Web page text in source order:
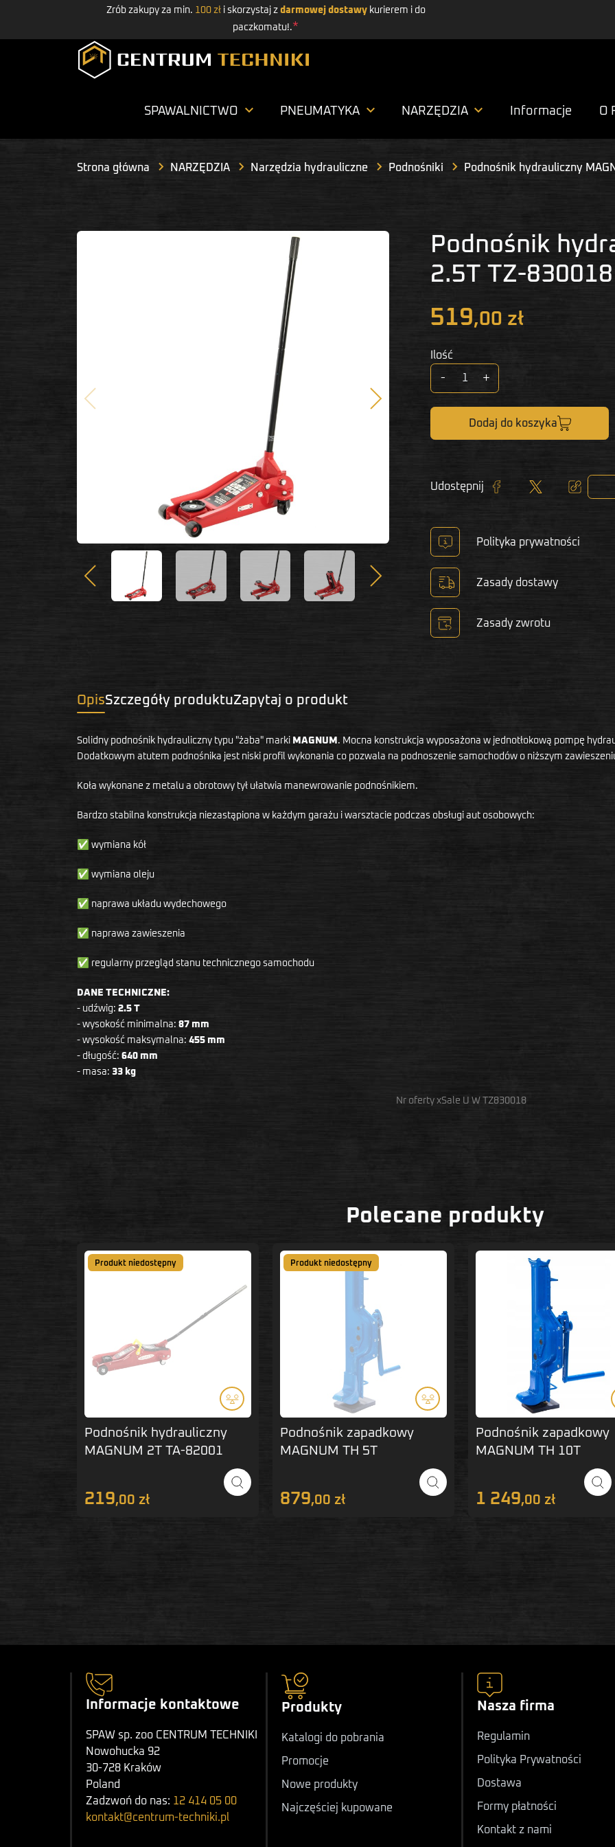
Zrób zakupy za min. 100 złi skorzystaj z darmowej dostawykurierem i do
paczkomatu!.*
SPAWALNICTWO  PNEUMATYKA  NARZĘDZIA  Informacje O
Strona główna NARZĘDZIA Narzędzia hydrauliczne Podnośniki Podnośnik hydrauliczny
Poprzedni Następny
Poprzedni Następny
Podnośnik
2.5T TZ-830018
519,00 zł
Ilość
- +
Dodaj do koszyka
Udostępnij
Kopiuj
Polityka prywatności
Zasady dostawy
Zasady zwrotu
OpisSzczegóły produktuZapytaj o produkt
Solidny podnośnik hydrauliczny typu "żaba" marki MAGNUM . Mocna konstrukcja wyposażona w jednotłokową pompę
Dodatkowym atutem podnośnika jest niski profil wykonania co pozwala na podnoszenie samochodów o niższym
Koła wykonane z metalu a obrotowy tył ułatwia manewrowanie podnośnikiem.
Bardzo stabilna konstrukcja niezastąpiona w każdym garażu i warsztacie podczas obsługi aut osobowych:
✅ wymiana kół
✅ wymiana oleju
✅ naprawa układu wydechowego
✅ naprawa zawieszenia
✅ regularny przegląd stanu technicznego samochodu
DANE TECHNICZNE:
- udźwig: 2.5 T
- wysokość minimalna: 87 mm
- wysokość maksymalna: 455 mm
- długość: 640 mm
- masa: 33 kg
Nr oferty xSale U W TZ830018
Polecane produkty
Produkt niedostępny
Podnośnik hydrauliczny
MAGNUM 2T TA-82001
219,00 zł
Produkt niedostępny
Podnośnik zapadkowy
MAGNUM TH 5T
879,00 zł
Podnośnik zapadkowy
MAGNUM TH 10T
1 249,00 zł
Informacje kontaktowe
SPAW sp. zoo CENTRUM TECHNIKI
Nowohucka 92
30-728 Kraków
Poland
Zadzwoń do nas: 12 414 05 00
kontakt@centrum-techniki.pl
Produkty
Katalogi do pobrania
Promocje
Nowe produkty
Najczęściej kupowane
Nasza firma
Regulamin
Polityka Prywatności
Dostawa
Formy płatności
Kontakt z nami